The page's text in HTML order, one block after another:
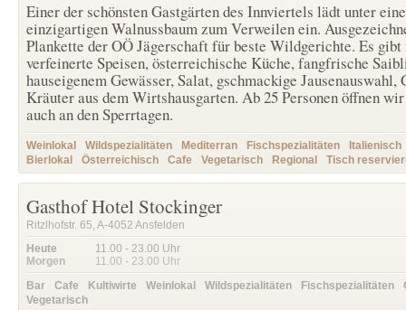
Einer der schönsten Gastgärten des Innviertels lädt unter
einzigartigen Walnussbaum zum Verweilen ein.
Plankette der OÖ Jägerschaft für beste Wildgerichte. Es
verfeinerte Speisen, österreichische Küche, fangfrische
hauseigenem Gewässer, Salat, gschmackige Jausenauswahl,
Kräuter aus dem Wirtshausgarten. Ab 25 Personen öffnen
auch an den Sperrtagen.
Weinlokal Wildspezialitäten Mediterran Fischspezialitäten
Italienisch
Bierlokal
Österreichisch Cafe Vegetarisch Regional Tisch
Gasthof Hotel Stockinger
Ritzlhofstr. 65, A-4052 Ansfelden
Heute
Morgen
11.00 - 23.00 Uhr
11.00 - 23.00 Uhr
Bar
Cafe Kultiwirte Weinlokal Wildspezialitäten Fischspezialitäten
Vegetarisch